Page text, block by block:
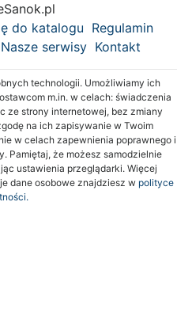
do katalogu Regulamin
Nasze serwisy Kontakt
technologii. Umożliwiamy ich
m.in. w celach: świadczenia
ze strony internetowej, bez zmiany
na ich zapisywanie w Twoim
w celach zapewnienia poprawnego i
Pamiętaj, że możesz samodzielnie
ustawienia przeglądarki. Więcej
dane osobowe znajdziesz w polityce